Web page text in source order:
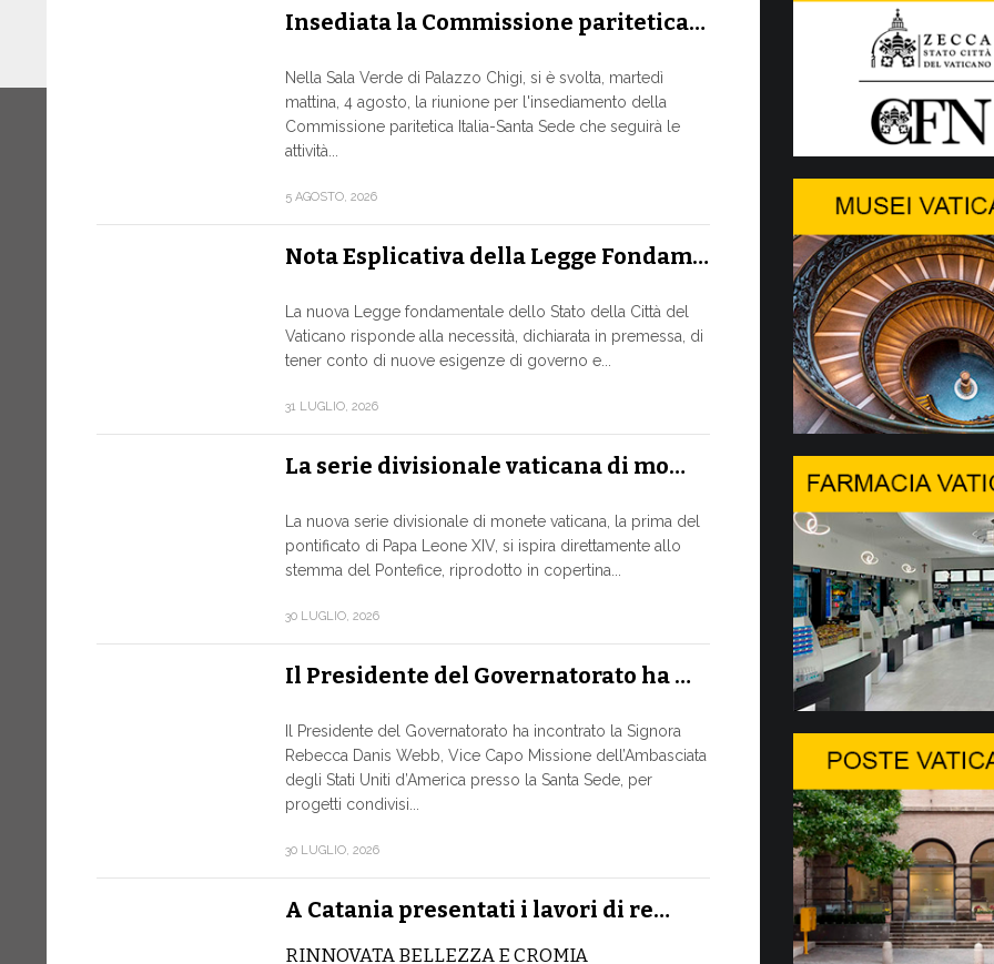
Insediata la Commissione paritetica…
Nella Sala Verde di Palazzo Chigi, si è svolta, martedì
mattina, 4 agosto, la riunione per l'insediamento della
Commissione paritetica Italia-Santa Sede che seguirà le
attività...
5 AGOSTO, 2026
Nota Esplicativa della Legge Fondam…
La nuova Legge fondamentale dello Stato della Città del
Vaticano risponde alla necessità, dichiarata in premessa, di
tener conto di nuove esigenze di governo e...
31 LUGLIO, 2026
La serie divisionale vaticana di mo…
La nuova serie divisionale di monete vaticana, la prima del
pontificato di Papa Leone XIV, si ispira direttamente allo
stemma del Pontefice, riprodotto in copertina...
30 LUGLIO, 2026
Il Presidente del Governatorato ha …
Il Presidente del Governatorato ha incontrato la Signora
Rebecca Danis Webb, Vice Capo Missione dell’Ambasciata
degli Stati Uniti d’America presso la Santa Sede, per
progetti condivisi...
30 LUGLIO, 2026
A Catania presentati i lavori di re…
RINNOVATA BELLEZZA E CROMIA
Siglato
Un progetto
studio,
13 LUGLIO, 2026
A
IL
RAPIDO
In un
assicurato la
Tre
Da oggi
nuove
10 LUGLIO, 2026
A
L’USO
È MAI
Momento
dall’Unione
la Ministerial
9 LUGLIO, 2026